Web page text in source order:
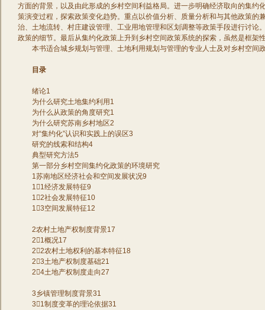
方面的背景，以及由此形成的乡村空间利益格局。进一步明确经济取向的集约
策演变过程，探索政策变化趋势。重点以价值分析、质量分析和与其他政策的
治、土地流转、村庄建设管理、工业用地管理和区划调整等政策手段进行讨论
政策的细节。最后从集约化政策上升到乡村空间政策系统的探索，虽然是框架
本书适合城乡规划与管理、土地利用规划与管理的专业人士及对乡村空间
目录
绪论1
为什么研究土地集约利用1
为什么从政策的角度研究1
为什么研究苏南乡村地区2
对“集约化”认识和实践上的误区3
研究的线索和结构4
典型研究方法5
第一部分乡村空间集约化政策的环境研究
1苏南地区经济社会和空间发展状况9
11经济发展特征9
12社会发展特征10
13空间发展特征12
2农村土地产权制度背景17
21概况17
22农村土地权利的基本特征18
23土地产权制度基础21
24土地产权制度走向27
3乡镇管理制度背景31
31制度变革的理论依据31